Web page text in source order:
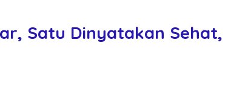
Satu Dinyatakan Sehat,